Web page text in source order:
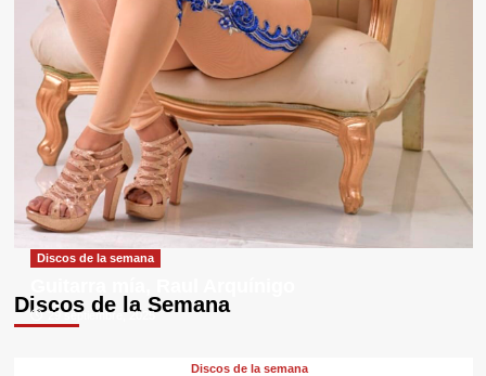
Discos de la Semana
Discos de la semana
29 septiembre, 2025
Discos de la semana